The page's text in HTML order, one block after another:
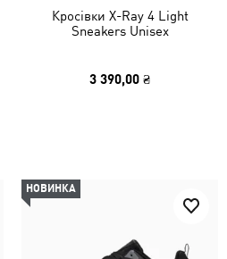
Кросівки X-Ray 4 Light
Sneakers Unisex
3 390,00 ₴
НОВИНКА